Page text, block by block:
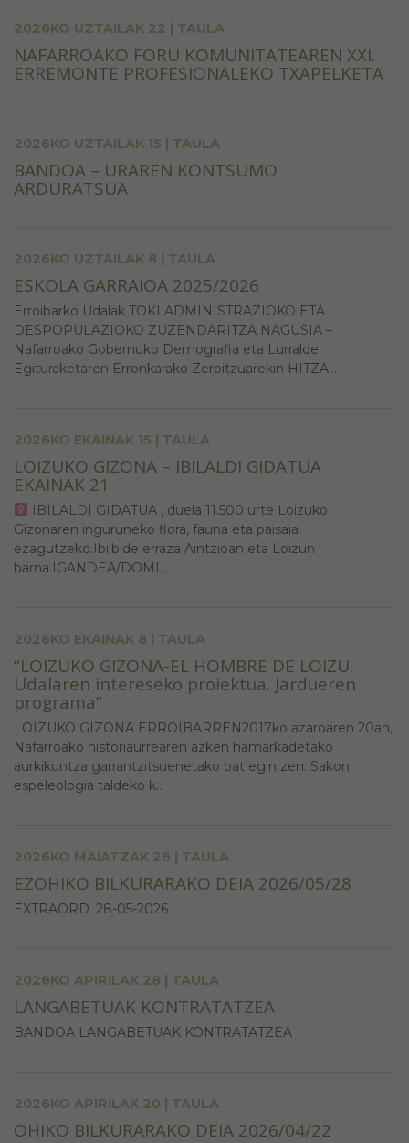
2026KO UZTAILAK 22 | TAULA
NAFARROAKO FORU KOMUNITATEAREN XXI.
ERREMONTE PROFESIONALEKO TXAPELKETA
2026KO UZTAILAK 15 | TAULA
BANDOA – URAREN KONTSUMO
ARDURATSUA
2026KO UZTAILAK 8 | TAULA
ESKOLA GARRAIOA 2025/2026
Erroibarko Udalak TOKI ADMINISTRAZIOKO ETA
DESPOPULAZIOKO ZUZENDARITZA NAGUSIA –
Nafarroako Gobernuko Demografia eta Lurralde
Egituraketaren Erronkarako Zerbitzuarekin HITZA...
2026KO EKAINAK 15 | TAULA
LOIZUKO GIZONA – IBILALDI GIDATUA
EKAINAK 21
IBILALDI GIDATUA , duela 11.500 urte Loizuko
Gizonaren inguruneko flora, fauna eta paisaia
ezagutzeko.Ibilbide erraza Aintzioan eta Loizun
barna.IGANDEA/DOMI...
2026KO EKAINAK 8 | TAULA
“LOIZUKO GIZONA-EL HOMBRE DE LOIZU.
Udalaren intereseko proiektua. Jardueren
programa”
LOIZUKO GIZONA ERROIBARREN2017ko azaroaren 20an,
Nafarroako historiaurrearen azken hamarkadetako
aurkikuntza garrantzitsuenetako bat egin zen. Sakon
espeleologia taldeko k...
2026KO MAIATZAK 26 | TAULA
EZOHIKO BILKURARAKO DEIA 2026/05/28
EXTRAORD. 28-05-2026
2026KO APIRILAK 28 | TAULA
LANGABETUAK KONTRATATZEA
BANDOA LANGABETUAK KONTRATATZEA
2026KO APIRILAK 20 | TAULA
OHIKO BILKURARAKO DEIA 2026/04/22